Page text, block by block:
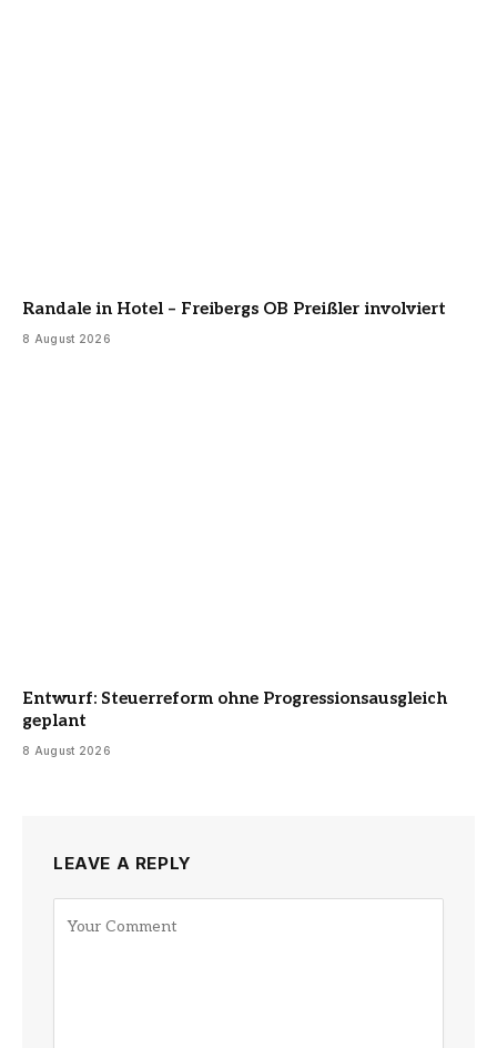
Randale in Hotel – Freibergs OB Preißler involviert
8 August 2026
Entwurf: Steuerreform ohne Progressionsausgleich
geplant
8 August 2026
LEAVE A REPLY